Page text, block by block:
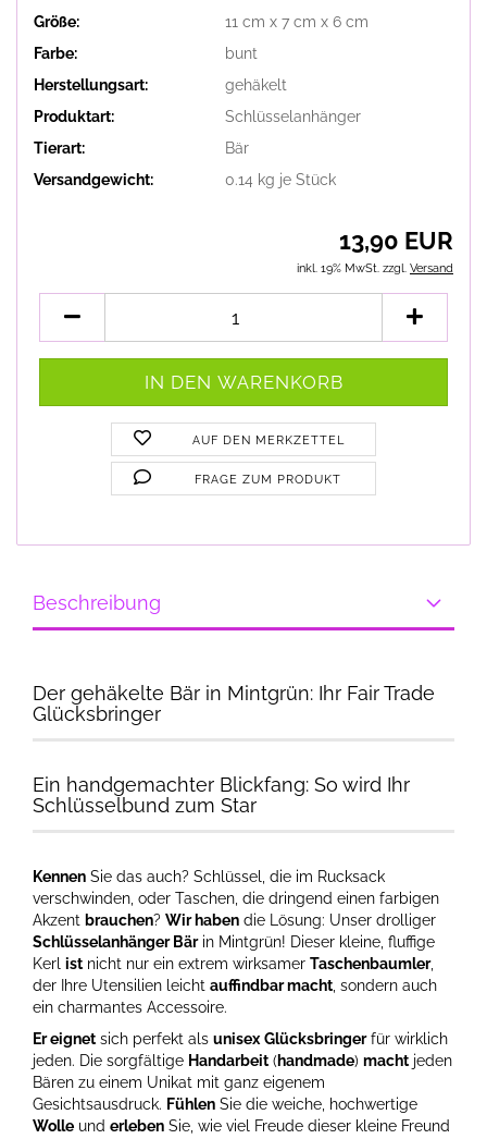
Größe:
11 cm x 7 cm x 6 cm
Farbe:
bunt
Herstellungsart:
gehäkelt
Produktart:
Schlüsselanhänger
Tierart:
Bär
Versandgewicht:
0.14 kg je Stück
13,90 EUR
inkl. 19% MwSt. zzgl. Versand
AUF DEN MERKZETTEL
FRAGE ZUM PRODUKT
Beschreibung
Der gehäkelte Bär in Mintgrün: Ihr Fair Trade
Glücksbringer
Ein handgemachter Blickfang: So wird Ihr
Schlüsselbund zum Star
Kennen Sie das auch? Schlüssel, die im Rucksack
verschwinden, oder Taschen, die dringend einen farbigen
Akzent brauchen? Wir haben die Lösung: Unser drolliger
Schlüsselanhänger Bärin Mintgrün! Dieser kleine, fluffige
Kerl ist nicht nur ein extrem wirksamer Taschenbaumler,
der Ihre Utensilien leicht auffindbar macht , sondern auch
ein charmantes Accessoire.
Er eignet sich perfekt als unisex Glücksbringerfür wirklich
jeden. Die sorgfältige Handarbeit (handmade) macht jeden
Bären zu einem Unikat mit ganz eigenem
Gesichtsausdruck. Fühlen Sie die weiche, hochwertige
Wolle und erleben Sie, wie viel Freude dieser kleine Freund